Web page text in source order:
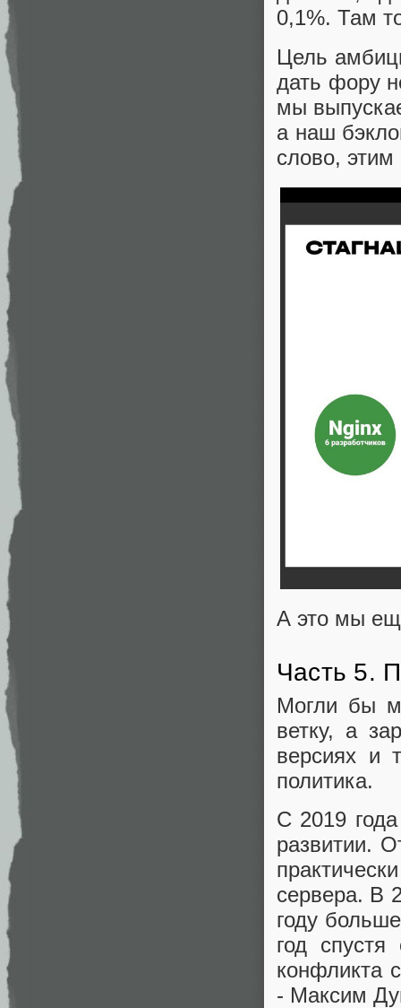
0,1%. Там
Цель
дать фору
мы
а наш
слово,
А это мы
Часть 5.
Могли бы
ветку, а
версиях и
политика.
С 2019
развитии.
сервера. В
году
год спустя
конфликта
- Максим